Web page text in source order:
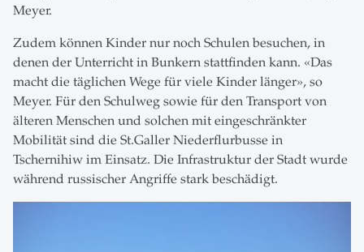
Meyer.
Zudem können Kinder nur noch Schulen besuchen, in
denen der Unterricht in Bunkern stattfinden kann. «Das
macht die täglichen Wege für viele Kinder länger», so
Meyer. Für den Schulweg sowie für den Transport von
älteren Menschen und solchen mit eingeschränkter
Mobilität sind die St.Galler Niederflurbusse in
Tschernihiw im Einsatz. Die Infrastruktur der Stadt wurde
während russischer Angriffe stark beschädigt.